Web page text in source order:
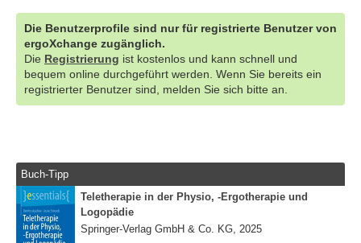
Die Benutzerprofile sind nur für registrierte Benutzer von
ergoXchange zugänglich.
Die Registrierung ist kostenlos und kann schnell und
bequem online durchgeführt werden. Wenn Sie bereits ein
registrierter Benutzer sind, melden Sie sich bitte an.
Buch-Tipp
Teletherapie in der Physio, -Ergotherapie und
Logopädie
Springer-Verlag GmbH & Co. KG, 2025